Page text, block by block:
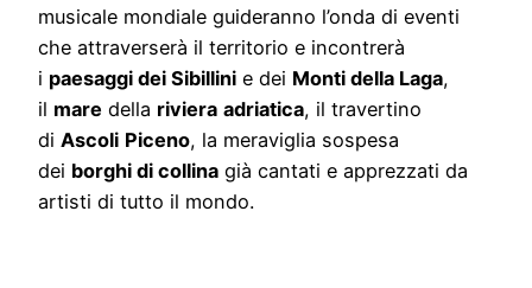
musicale mondiale guideranno l’onda di eventi
che attraverserà il territorio e incontrerà
i paesaggi dei Sibillini e dei Monti della Laga,
il mare della riviera adriatica, il travertino
di Ascoli Piceno, la meraviglia sospesa
dei borghi di collina già cantati e apprezzati da
artisti di tutto il mondo.